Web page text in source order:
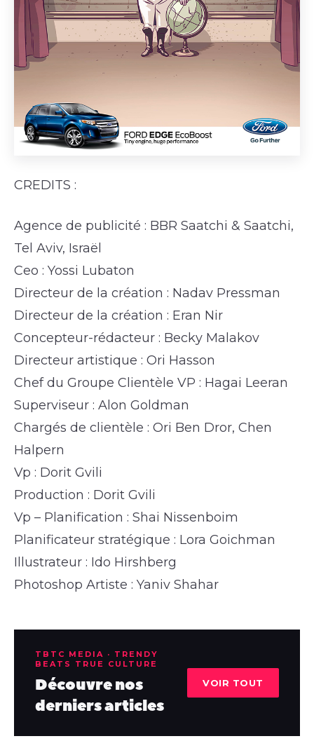
CREDITS :
Agence de publicité : BBR Saatchi & Saatchi,
Tel Aviv, Israël
Ceo : Yossi Lubaton
Directeur de la création : Nadav Pressman
Directeur de la création : Eran Nir
Concepteur-rédacteur : Becky Malakov
Directeur artistique : Ori Hasson
Chef du Groupe Clientèle VP : Hagai Leeran
Superviseur : Alon Goldman
Chargés de clientèle : Ori Ben Dror, Chen
Halpern
Vp : Dorit Gvili
Production : Dorit Gvili
Vp – Planification : Shai Nissenboim
Planificateur stratégique : Lora Goichman
Illustrateur : Ido Hirshberg
Photoshop Artiste : Yaniv Shahar
TBTC MEDIA · TRENDY
BEATS TRUE CULTURE
Découvre nos
derniers articles
VOIR TOUT